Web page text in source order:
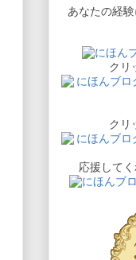
あなたの経
クリ
クリ
応援して